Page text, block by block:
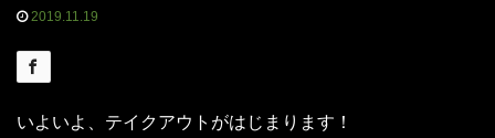
2019.11.19
いよいよ、テイクアウトがはじまります！